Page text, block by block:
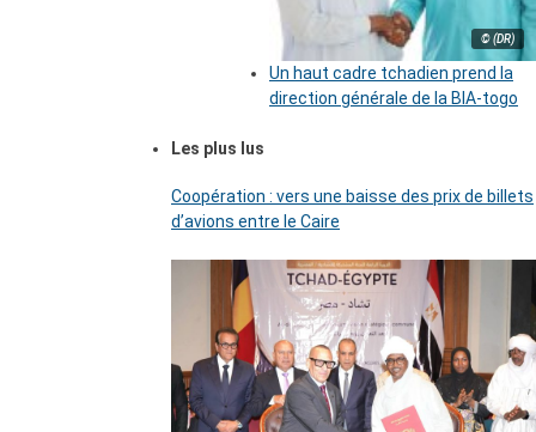
© (DR)
Un haut cadre tchadien prend la
direction générale de la BIA-togo
Les plus lus
Coopération : vers une baisse des prix de billets
d’avions entre le Caire